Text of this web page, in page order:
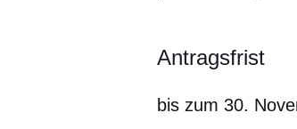
Antragsfrist
bis zum 30.